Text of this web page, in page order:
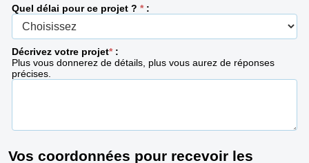
Quel délai pour ce projet ? *:
Décrivez votre projet*:
Plus vous donnerez de détails, plus vous aurez de réponses
précises.
Vos coordonnées pour recevoir les